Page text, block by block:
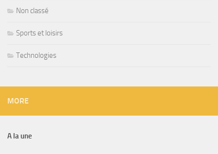
Non classé
Sports et loisirs
Technologies
MORE
A la une